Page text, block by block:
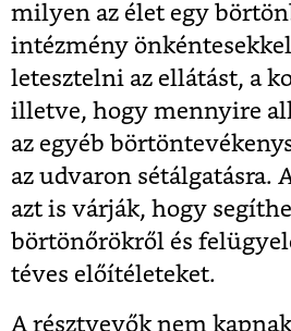
milyen az élet egy
intézmény
letesztelni az ellátást, a
illetve, hogy mennyire
az egyéb
az udvaron sétálgatásra.
azt is várják, hogy
börtönőrökről és
téves előítéleteket.
A résztvevők nem